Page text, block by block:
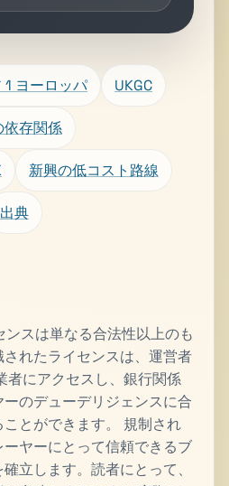
1 ヨーロッパ UKGC
依存関係
新興の低コスト路線
出典
スは単なる合法性以上のも
れたライセンスは、運営者
者にアクセスし、銀行関係
のデューデリジェンスに合
とができます。 規制され
ヤーにとって信頼できるブ
立します。読者にとって、